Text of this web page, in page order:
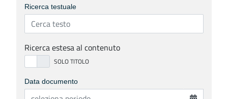
Ricerca testuale
Ricerca estesa al contenuto
Data documento